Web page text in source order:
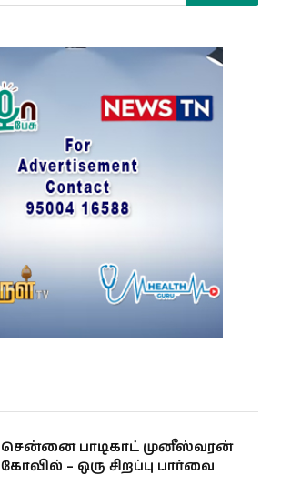
சென்னை பாடிகாட் முனீஸ்வரன்
கோவில் – ஒரு சிறப்பு பார்வை